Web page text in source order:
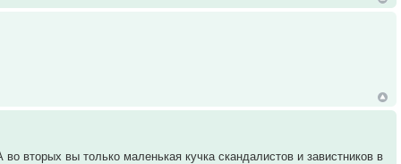
вторых вы только маленькая кучка скандалистов и завистников в